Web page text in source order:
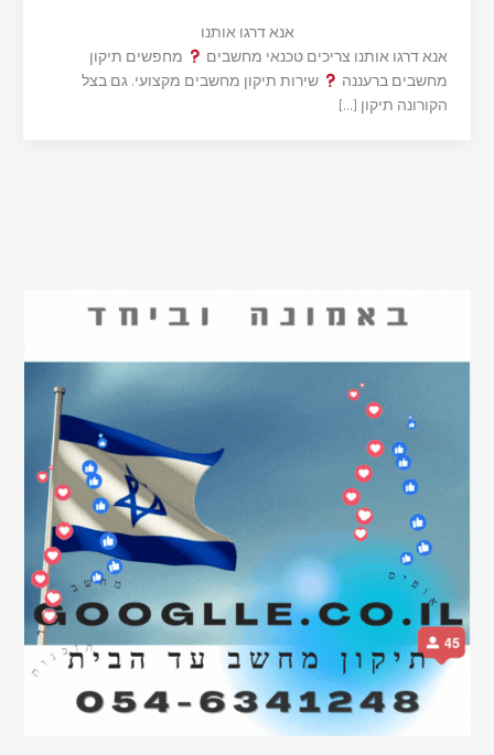
אנא דרגו אותנו
אנא דרגו אותנו צריכים טכנאי מחשבים
מחפשים תיקון
מחשבים ברעננה
שירות תיקון מחשבים מקצועי. גם בצל
הקורונה תיקון […]